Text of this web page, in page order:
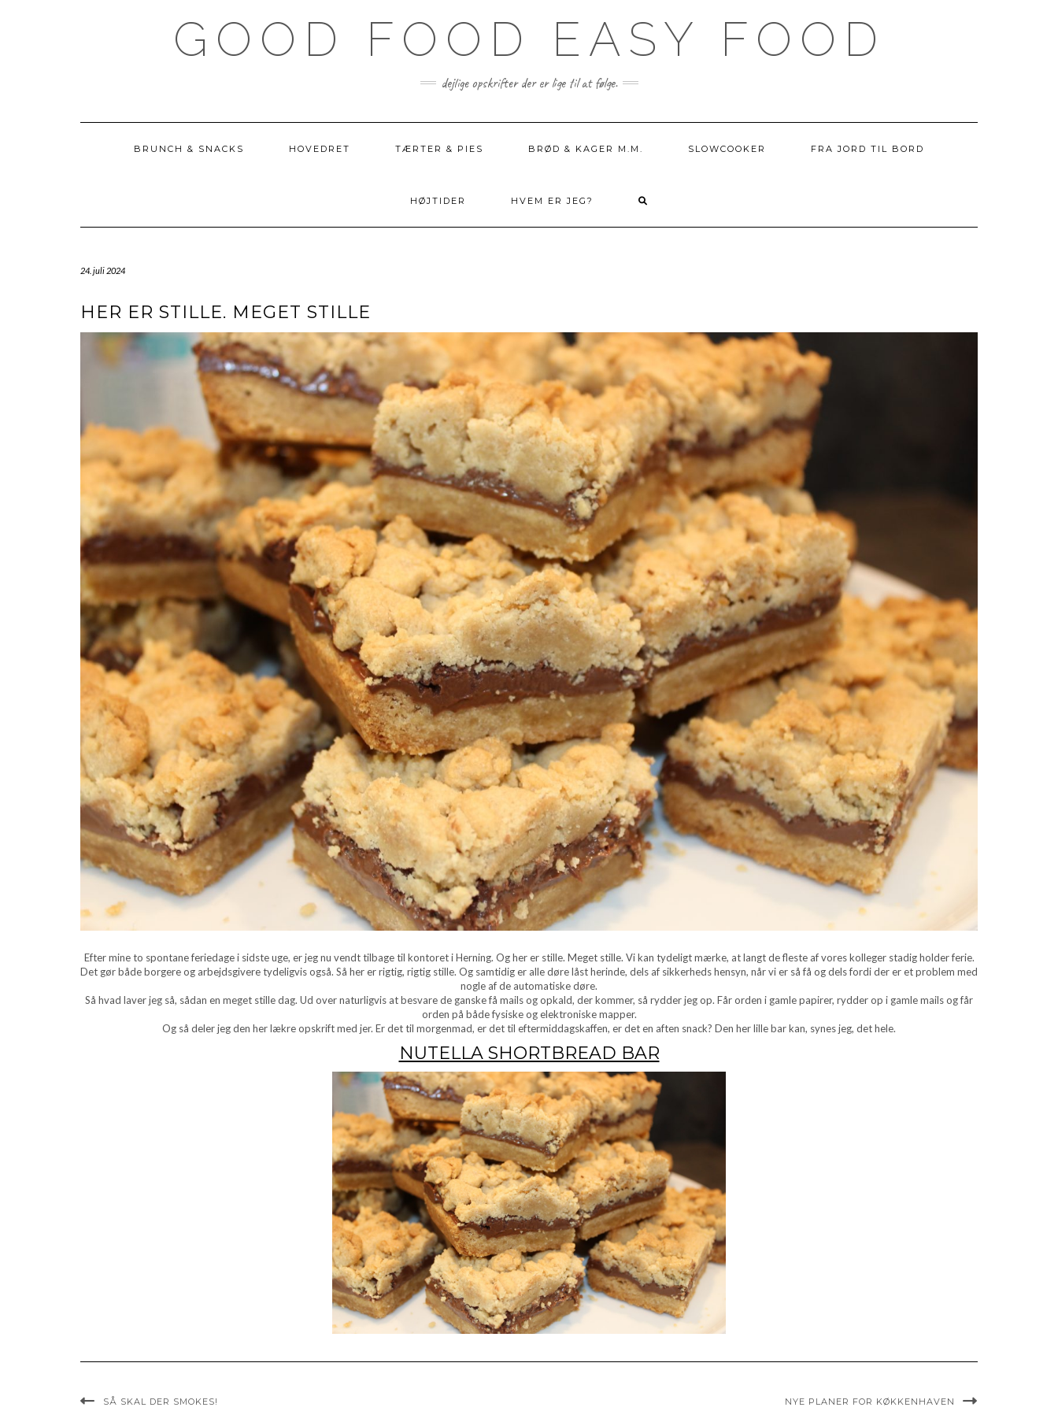
GOOD FOOD EASY FOOD
dejlige opskrifter der er lige til at følge.
BRUNCH & SNACKS HOVEDRET TÆRTER & PIES BRØD & KAGER M.M. SLOWCOOKER FRA JORD TIL BORD
HØJTIDER HVEM ER JEG?
24. juli 2024
HER ER STILLE. MEGET STILLE
Efter mine to spontane feriedage i sidste uge, er jeg nu vendt tilbage til kontoret i Herning. Og her er stille. Meget stille. Vi kan tydeligt mærke, at langt de fleste af vores kolleger stadig holder ferie.
Det gør både borgere og arbejdsgivere tydeligvis også. Så her er rigtig, rigtig stille. Og samtidig er alle døre låst herinde, dels af sikkerheds hensyn, når vi er så få og dels fordi der er et problem med
nogle af de automatiske døre.
Så hvad laver jeg så, sådan en meget stille dag. Ud over naturligvis at besvare de ganske få mails og opkald, der kommer, så rydder jeg op. Får orden i gamle papirer, rydder op i gamle mails og får
orden på både fysiske og elektroniske mapper.
Og så deler jeg den her lækre opskrift med jer. Er det til morgenmad, er det til eftermiddagskaffen, er det en aften snack? Den her lille bar kan, synes jeg, det hele.
NUTELLA SHORTBREAD BAR
SÅ SKAL DER SMOKES! NYE PLANER FOR KØKKENHAVEN